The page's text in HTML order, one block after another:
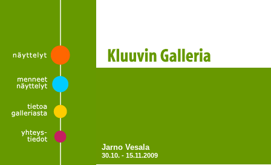
Jarno Vesala
30.10. - 15.11.2009